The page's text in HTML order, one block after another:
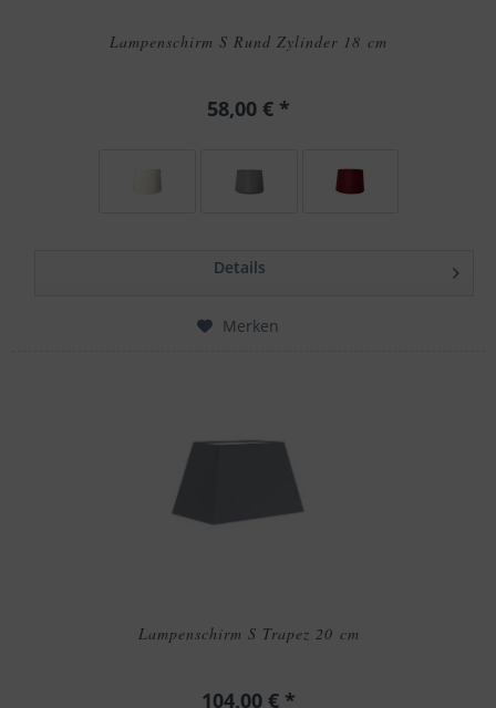
Lampenschirm S Rund Zylinder 18 cm
58,00 € *
Details
Merken
Lampenschirm S Trapez 20 cm
104,00 € *